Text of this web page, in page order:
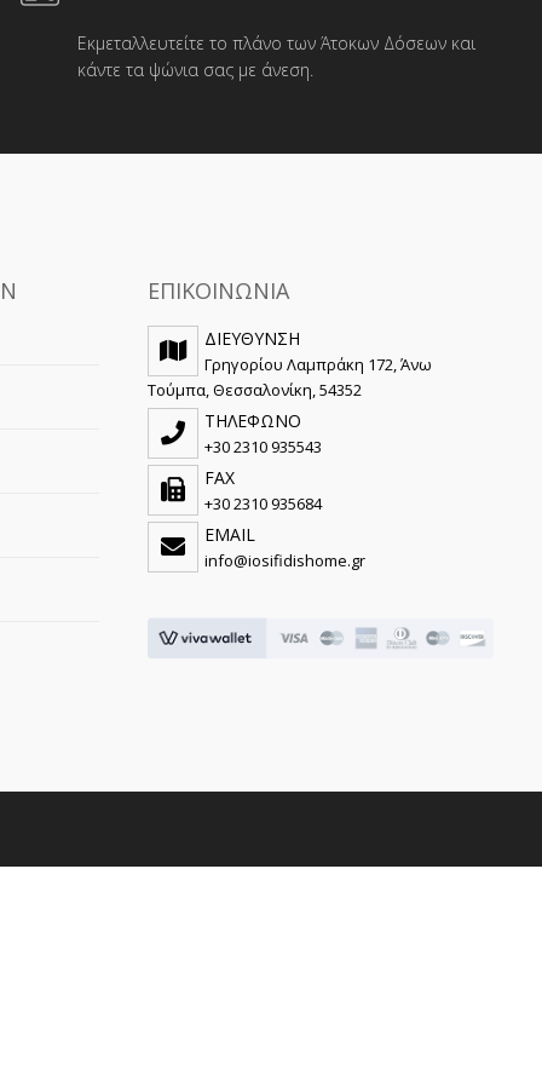
Εκμεταλλευτείτε το πλάνο των Άτοκων Δόσεων και
κάντε τα ψώνια σας με άνεση.
ΕΠΙΚΟΙΝΩΝΙΑ
ΔΙΕΥΘΥΝΣΗ
Γρηγορίου Λαμπράκη 172, Άνω
Τούμπα, Θεσσαλονίκη, 54352
ΤΗΛΕΦΩΝΟ
+30 2310 935543
FAX
+30 2310 935684
EMAIL
info@iosifidishome.gr